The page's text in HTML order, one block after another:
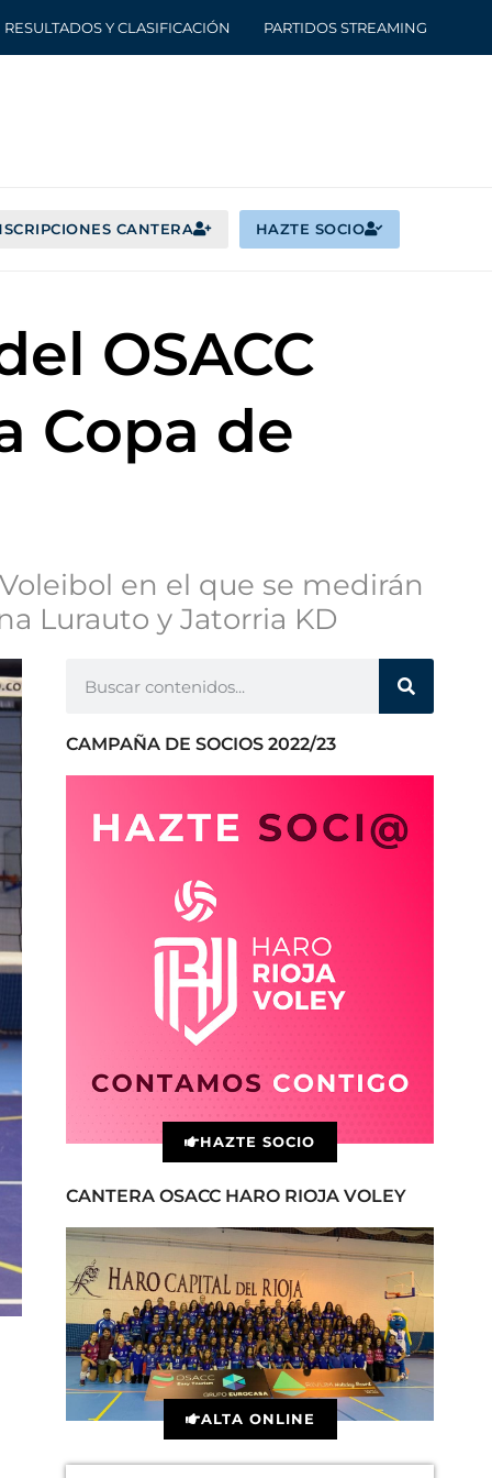
RESULTADOS Y CLASIFICACIÓN PARTIDOS STREAMING
CANTERA HAZTE SOCIO
OSACC
Copa de
en el que se medirán
Lurauto y Jatorria KD
CAMPAÑA DE SOCIOS 2022/23
HAZTE SOCIO
CANTERA OSACC HARO RIOJA VOLEY
ALTA ONLINE